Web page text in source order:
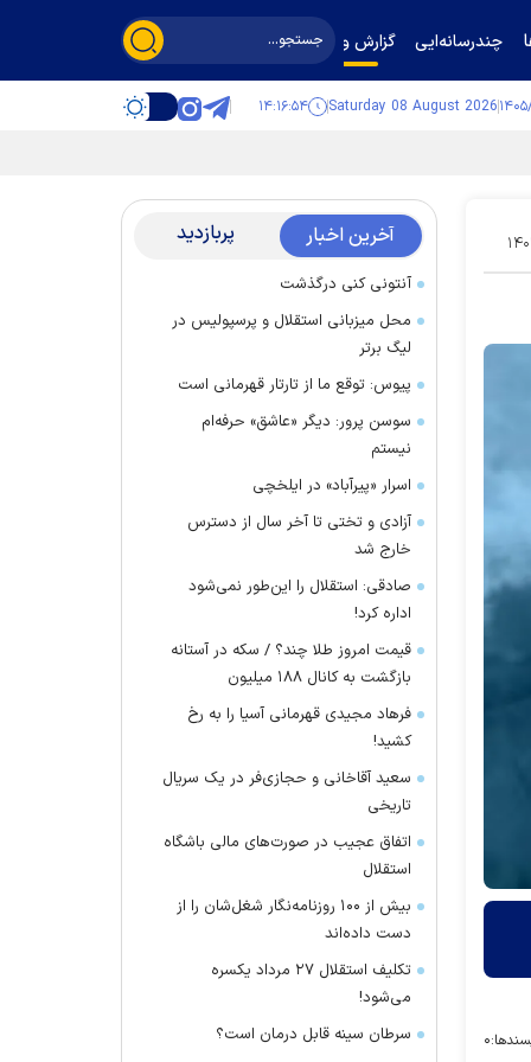
چندرسانه‌ایی گزارش و گفت‌وگو
Saturday 08 August 2026 ۱۴:۱۶:۵۴
۲۲
۰
آخرین اخبار پربازدید
آنتونی کنی درگذشت
محل میزبانی استقلال و پرسپولیس در
لیگ برتر
پیوس: توقع ما از تارتار قهرمانی است
سوسن پرور: دیگر «عاشق» حرفه‌ام
نیستم
اسرار «پیرآباد» در ایلخچی
آزادی و تختی تا آخر سال از دسترس
خارج شد
صادقی: استقلال را این‌طور نمی‌شود
اداره کرد!
قیمت امروز طلا چند؟ / سکه در آستانه
بازگشت به کانال ۱۸۸ میلیون
فرهاد مجیدی قهرمانی آسیا را به رخ
کشید!
سعید آقاخانی و حجازی‌فر در یک سریال
تاریخی
اتفاق عجیب در صورت‌های مالی باشگاه
استقلال
بیش از ۱۰۰ روزنامه‌نگار شغل‌شان را از
دست داده‌اند
تکلیف استقلال ۲۷ مرداد یکسره
می‌شود!
سرطان سینه قابل درمان است؟